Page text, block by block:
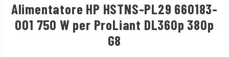
Alimentatore HP HSTNS-PL29 660183-
001 750 W per ProLiant DL360p 380p
G8